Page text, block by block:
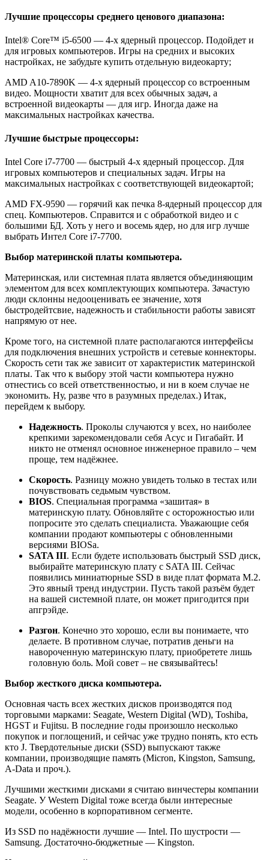
Лучшие процессоры среднего ценового диапазона:
Intel® Core™ i5-6500 — 4-х ядерный процессор. Подойдет и
для игровых компьютеров. Игры на средних и высоких
настройках, не забудьте купить отдельную видеокарту;
AMD A10-7890K — 4-х ядерный процессор со встроенным
видео. Мощности хватит для всех обычных задач, а
встроенной видеокарты — для игр. Иногда даже на
максимальных настройках качества.
Лучшие быстрые процессоры:
Intel Core i7-7700 — быстрый 4-х ядерный процессор. Для
игровых компьютеров и специальных задач. Игры на
максимальных настройках с соответствующей видеокартой;
AMD FX-9590 — горячий как печка 8-ядерный процессор для
спец. Компьютеров. Справится и с обработкой видео и с
большими БД. Хоть у него и восемь ядер, но для игр лучше
выбрать Интел Core i7-7700.
Выбор материнской платы компьютера.
Материнская, или системная плата является объединяющим
элементом для всех комплектующих компьютера. Зачастую
люди склонны недооценивать ее значение, хотя
быстродейтсвие, надежность и стабильности работы зависят
напрямую от нее.
Кроме того, на системной плате располагаются интерфейсы
для подключения внешних устройств и сетевые коннекторы.
Скорость сети так же зависит от характеристик материнской
платы. Так что к выбору этой части компьютера нужно
отнестись со всей ответственностью, и ни в коем случае не
экономить. Ну, разве что в разумных пределах.) Итак,
перейдем к выбору.
Надежность. Проколы случаются у всех, но наиболее
крепкими зарекомендовали себя Асус и Гигабайт. И
никто не отменял основное инженерное правило – чем
проще, тем надёжнее.
Скорость. Разницу можно увидеть только в тестах или
почувствовать седьмым чувством.
BIOS. Специальная программа «зашитая» в
материнскую плату. Обновляйте с осторожностью или
попросите это сделать специалиста. Уважающие себя
компании продают компьютеры с обновленными
версиями BIOSа.
SATA III. Если будете использовать быстрый SSD диск,
выбирайте материнскую плату с SATA III. Сейчас
появились миниатюрные SSD в виде плат формата М.2.
Это явный тренд индустрии. Пусть такой разъём будет
на вашей системной плате, он может пригодится при
апгрэйде.
Разгон. Конечно это хорошо, если вы понимаете, что
делаете. В противном случае, потратив деньги на
навороченную материнскую плату, приобретете лишь
головную боль. Мой совет – не связывайтесь!
Выбор жесткого диска компьютера.
Основная часть всех жестких дисков производятся под
торговыми марками: Seagate, Western Digital (WD), Toshiba,
HGST и Fujitsu. В последние годы произошло несколько
покупок и поглощений, и сейчас уже трудно понять, кто есть
кто J. Твердотельные диски (SSD) выпускают также
компании, производящие память (Micron, Kingston, Samsung,
A-Data и проч.).
Лучшими жесткими дисками я считаю винчестеры компании
Seagate. У Western Digital тоже всегда были интересные
модели, особенно в корпоративном сегменте.
Из SSD по надёжности лучшие — Intel. По шустрости —
Samsung. Достаточно-бюджетные — Kingston.